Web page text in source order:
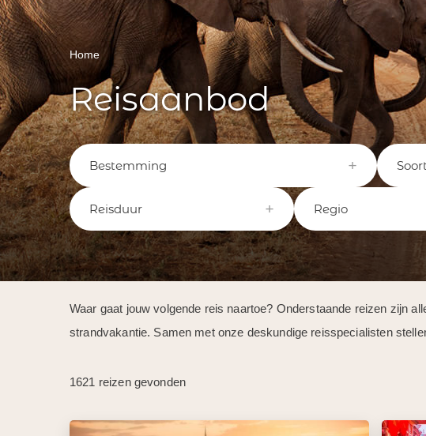
Home
Reisaanbod
Bestemming
Reisduur Regio
Waar gaat jouw volgende reis naartoe? Onderstaande reizen zijn
strandvakantie. Samen met onze deskundige reisspecialisten
1621 reizen gevonden